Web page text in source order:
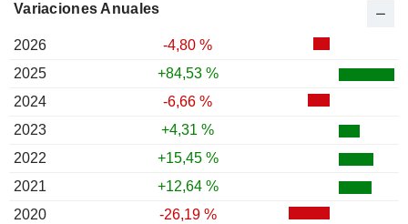
Variaciones Anuales
2026
-4,80 %
2025
+84,53 %
2024
-6,66 %
2023
+4,31 %
2022
+15,45 %
2021
+12,64 %
2020
-26,19 %